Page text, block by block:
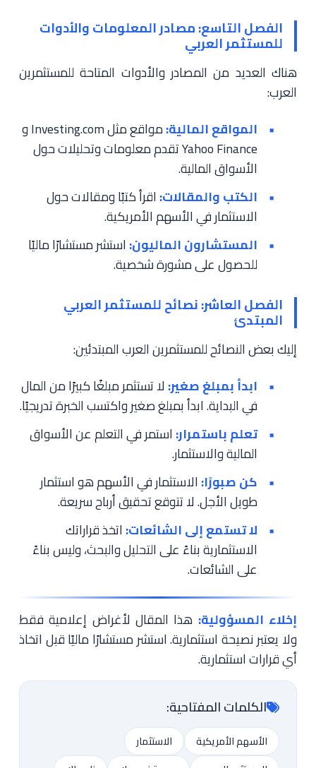
الفصل التاسع: مصادر المعلومات والأدوات
للمستثمر العربي
هناك العديد من المصادر والأدوات المتاحة للمستثمرين
العرب:
المواقع المالية:
مواقع مثل Investing.com و
Yahoo Finance تقدم معلومات وتحليلات حول
الأسواق المالية.
الكتب والمقالات: اقرأ كتبًا ومقالات حول
الاستثمار في الأسهم الأمريكية.
المستشارون الماليون: استشر مستشارًا ماليًا
للحصول على مشورة شخصية.
الفصل العاشر: نصائح للمستثمر العربي
المبتدئ
إليك بعض النصائح للمستثمرين العرب المبتدئين:
ابدأ بمبلغ صغير: لا تستثمر مبلغًا كبيرًا من المال
في البداية. ابدأ بمبلغ صغير واكتسب الخبرة تدريجيًا.
تعلم باستمرار: استمر في التعلم عن الأسواق
المالية والاستثمار.
كن صبورًا: الاستثمار في الأسهم هو استثمار
طويل الأجل. لا تتوقع تحقيق أرباح سريعة.
لا تستمع إلى الشائعات: اتخذ قراراتك
الاستثمارية بناءً على التحليل والبحث، وليس بناءً
على الشائعات.
إخلاء المسؤولية: هذا المقال لأغراض إعلامية فقط
ولا يعتبر نصيحة استثمارية. استشر مستشارًا ماليًا قبل اتخاذ
أي قرارات استثمارية.
الكلمات المفتاحية:
الأسهم الأمريكية
الاستثمار